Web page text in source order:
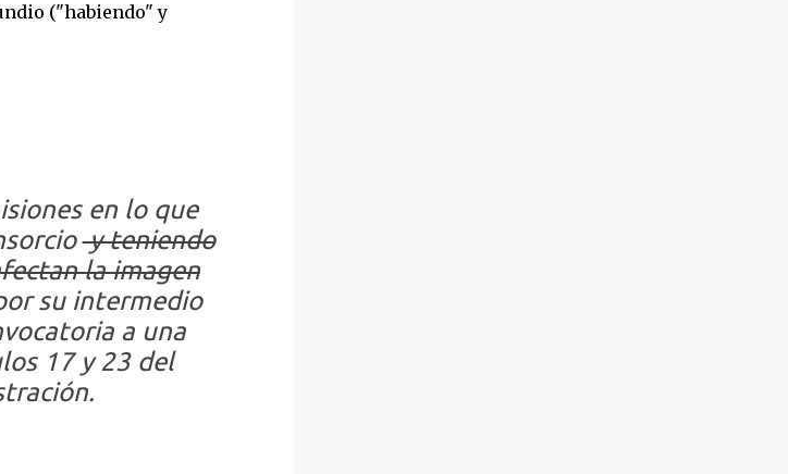
("habiendo" y
en lo que
y teniendo
la imagen
su intermedio
a una
17 y 23 del